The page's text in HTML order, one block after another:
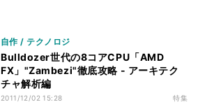
自作 / テクノロジ
Bulldozer世代の8コアCPU「AMD
FX」"Zambezi"徹底攻略 - アーキテク
チャ解析編
2011/12/02 15:28 特集